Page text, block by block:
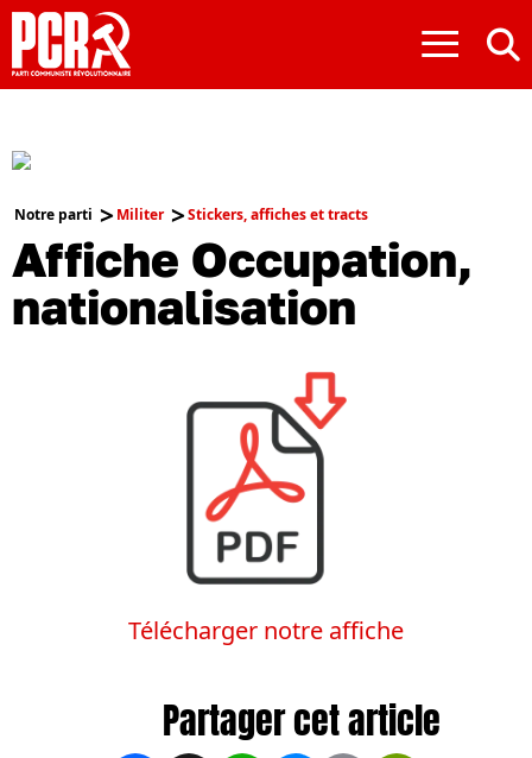
≡
Notre parti Militer Stickers, affiches et tracts
Affiche Occupation,
nationalisation
Télécharger notre affiche